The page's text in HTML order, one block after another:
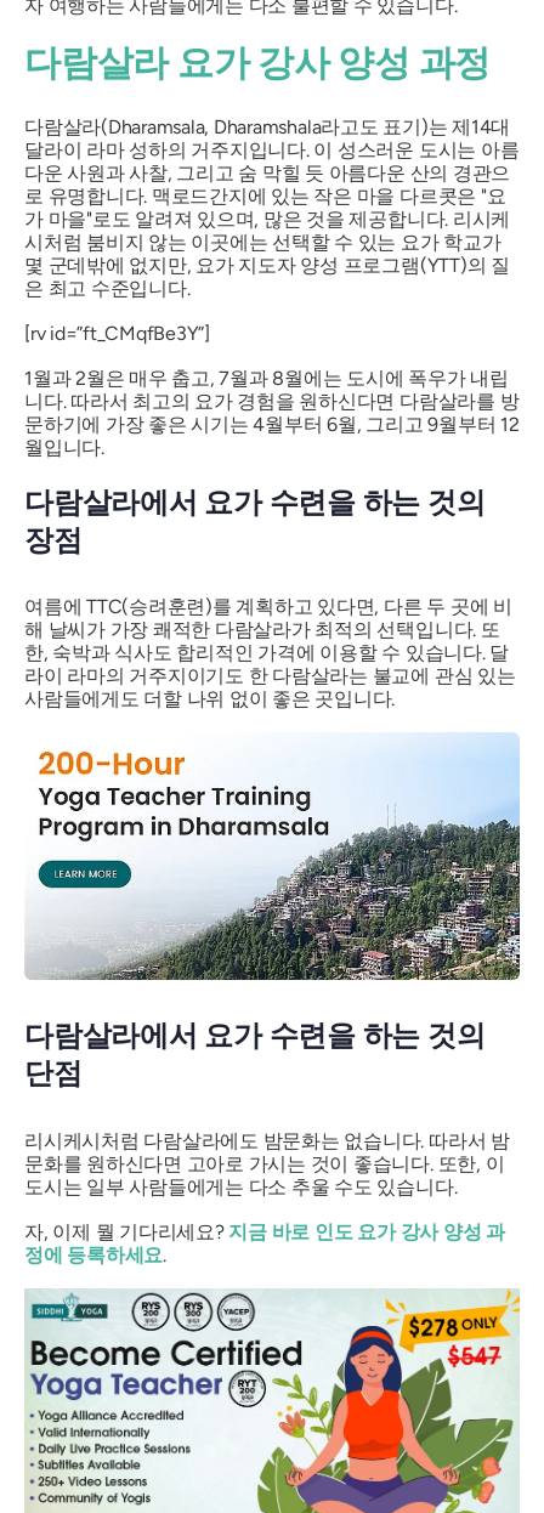
자 여행하는 사람들에게는 다소 불편할 수 있습니다.
다람살라 요가 강사 양성 과정
다람살라(Dharamsala, Dharamshala라고도 표기)는 제14대
달라이 라마 성하의 거주지입니다. 이 성스러운 도시는 아름
다운 사원과 사찰, 그리고 숨 막힐 듯 아름다운 산의 경관으
로 유명합니다. 맥로드간지에 있는 작은 마을 다르콧은 "요
가 마을"로도 알려져 있으며, 많은 것을 제공합니다. 리시케
시처럼 붐비지 않는 이곳에는 선택할 수 있는 요가 학교가
몇 군데밖에 없지만, 요가 지도자 양성 프로그램(YTT)의 질
은 최고 수준입니다.
[rv id=”ft_CMqfBe3Y”]
1월과 2월은 매우 춥고, 7월과 8월에는 도시에 폭우가 내립
니다. 따라서 최고의 요가 경험을 원하신다면 다람살라를 방
문하기에 가장 좋은 시기는 4월부터 6월, 그리고 9월부터 12
월입니다.
다람살라에서 요가 수련을 하는 것의
장점
여름에 TTC(승려훈련)를 계획하고 있다면, 다른 두 곳에 비
해 날씨가 가장 쾌적한 다람살라가 최적의 선택입니다. 또
한, 숙박과 식사도 합리적인 가격에 이용할 수 있습니다. 달
라이 라마의 거주지이기도 한 다람살라는 불교에 관심 있는
사람들에게도 더할 나위 없이 좋은 곳입니다.
다람살라에서 요가 수련을 하는 것의
단점
리시케시처럼 다람살라에도 밤문화는 없습니다. 따라서 밤
문화를 원하신다면 고아로 가시는 것이 좋습니다. 또한, 이
도시는 일부 사람들에게는 다소 추울 수도 있습니다.
자, 이제 뭘 기다리세요? 지금 바로 인도 요가 강사 양성 과
정에 등록하세요.